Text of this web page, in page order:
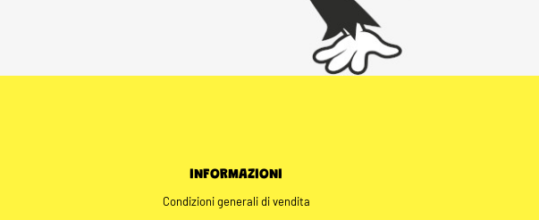
INFORMAZIONI
Condizioni generali di vendita